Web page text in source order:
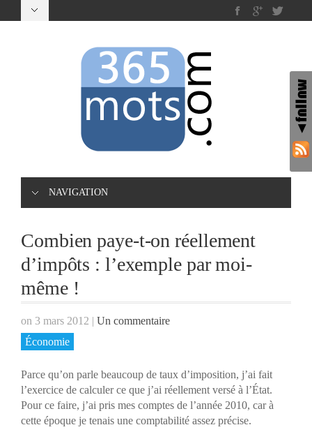
NAVIGATION
Combien paye-t-on réellement
d’impôts : l’exemple par moi-
même !
on 3 mars 2012 | Un commentaire
Économie
Parce qu’on parle beaucoup de taux d’imposition, j’ai fait
l’exercice de calculer ce que j’ai réellement versé à l’État.
Pour ce faire, j’ai pris mes comptes de l’année 2010, car à
cette époque je tenais une comptabilité assez précise.